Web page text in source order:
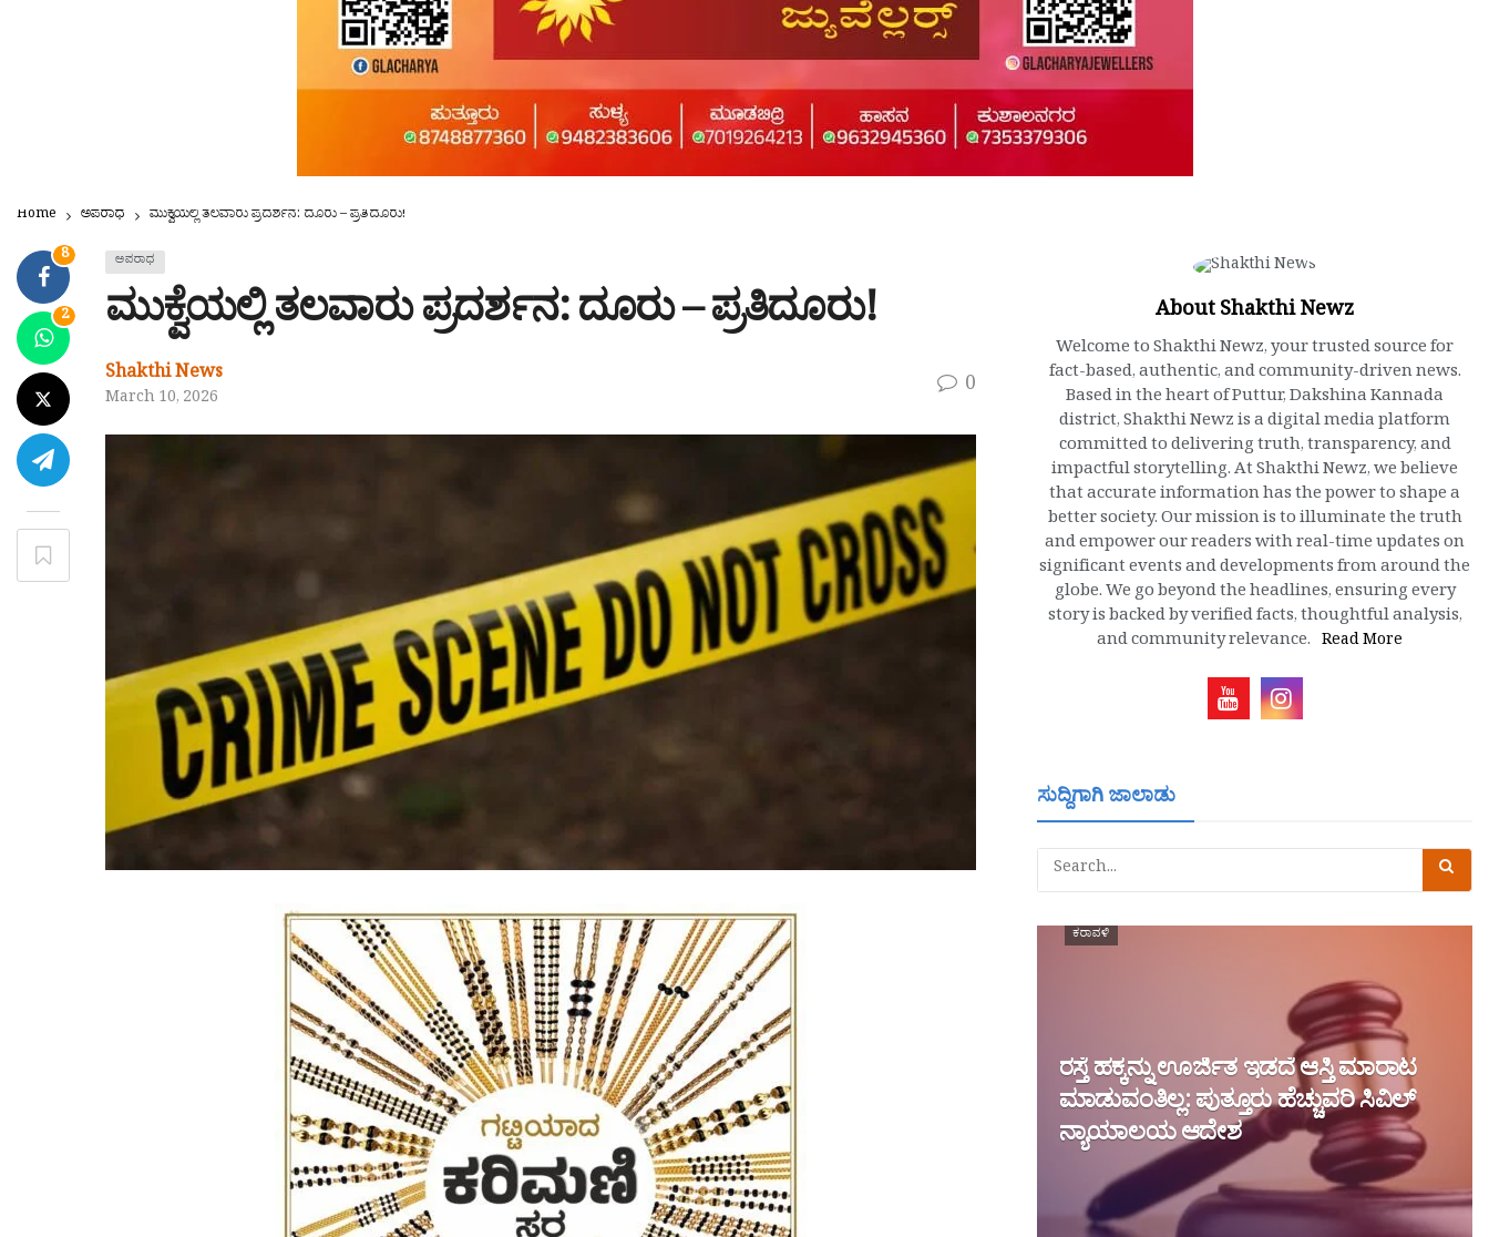
Home ಅಪರಾಧ ಮುಕ್ವೆಯಲ್ಲಿ ತಲವಾರು ಪ್ರದರ್ಶನ: ದೂರು – ಪ್ರತಿದೂರು!
ಅಪರಾಧ
ಮುಕ್ವೆಯಲ್ಲಿ ತಲವಾರು ಪ್ರದರ್ಶನ: ದೂರು – ಪ್ರತಿದೂರು!
Shakthi News
March 10, 2026 0
8
2 About Shakthi Newz
Welcome to Shakthi Newz, your trusted source for
fact-based, authentic, and community-driven news.
Based in the heart of Puttur, Dakshina Kannada
district, Shakthi Newz is a digital media platform
committed to delivering truth, transparency, and
impactful storytelling. At Shakthi Newz, we believe
that accurate information has the power to shape a
better society. Our mission is to illuminate the truth
and empower our readers with real-time updates on
significant events and developments from around the
globe. We go beyond the headlines, ensuring every
story is backed by verified facts, thoughtful analysis,
and community relevance. Read More
ಸುದ್ದಿಗಾಗಿ ಜಾಲಾಡು
ಕರಾವಳಿ
ರಸ್ತೆ ಹಕ್ಕನ್ನು ಊರ್ಜಿತ ಇಡದೆ ಆಸ್ತಿ ಮಾರಾಟ
ಮಾಡುವಂತಿಲ್ಲ: ಪುತ್ತೂರು ಹೆಚ್ಚುವರಿ ಸಿವಿಲ್
ನ್ಯಾಯಾಲಯ ಆದೇಶ